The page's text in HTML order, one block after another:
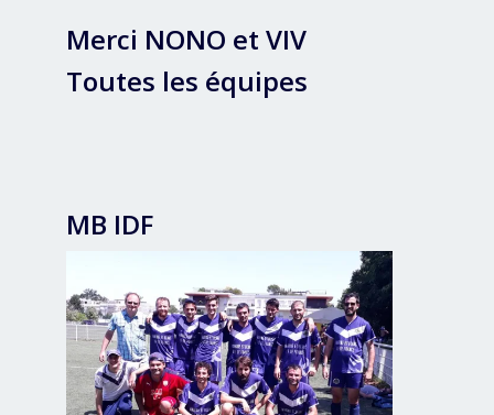
Merci NONO et VIV
Toutes les équipes
MB IDF